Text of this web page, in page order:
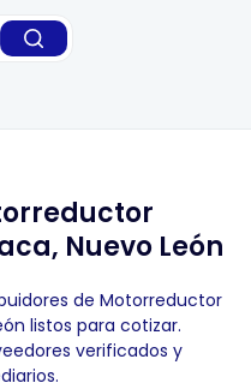
Nuevo León
de Motorreductor
listos para cotizar.
verificados y